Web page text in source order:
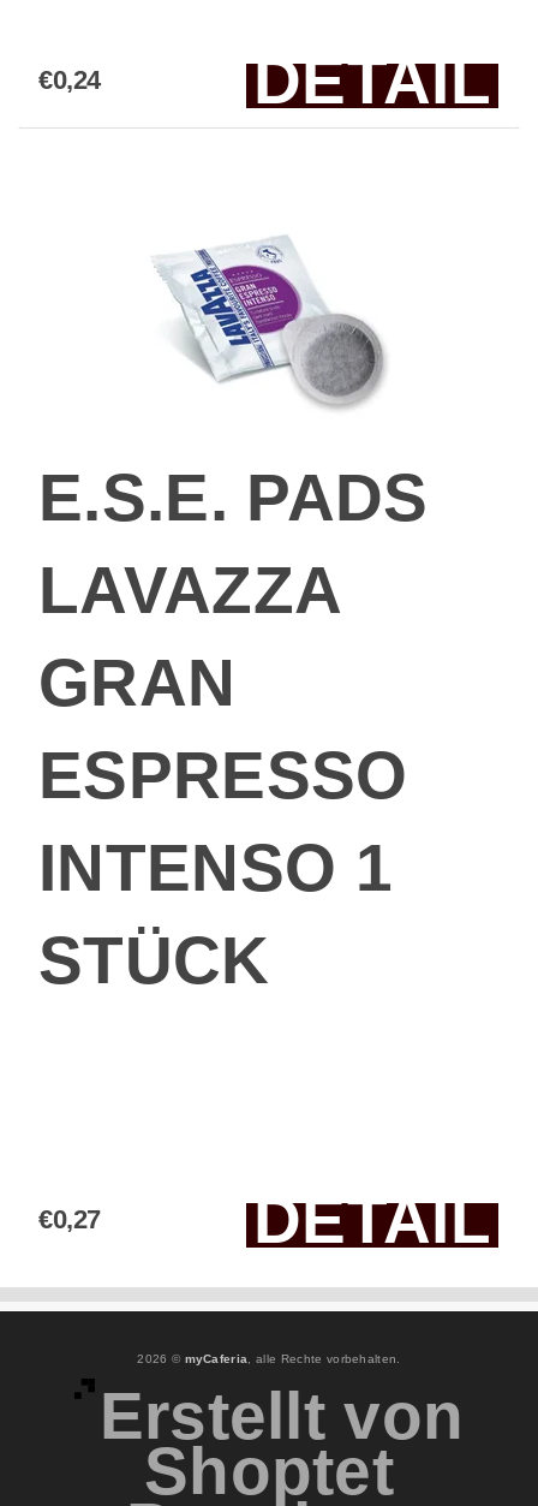
€0,24 DETAIL
E.S.E. PADS
LAVAZZA
GRAN
ESPRESSO
INTENSO 1
STÜCK
€0,27 DETAIL
2026 © myCaferia, alle Rechte vorbehalten.
Erstellt von
Shoptet